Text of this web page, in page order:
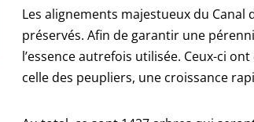
Les alignements majestueux du
préservés. Afin de garantir une
l’essence autrefois utilisée. Ceux-ci
celle des peupliers, une croissance